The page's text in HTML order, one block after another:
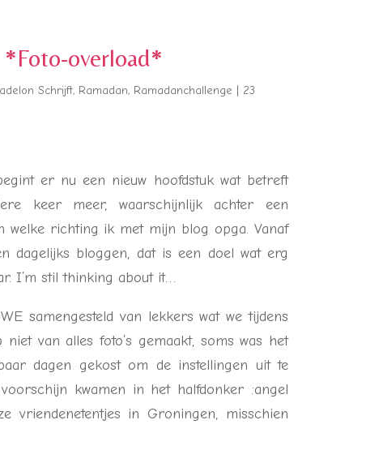
overload*
Schrijft, Ramadan, Ramadanchallenge
23
er nu een nieuw hoofdstuk wat betreft
keer meer, waarschijnlijk achter een
welke richting ik met mijn blog opga. Vanaf
dagelijks bloggen, dat is een doel wat erg
I’m stil thinking about it…
samengesteld van lekkers wat we tijdens
van alles foto’s gemaakt, soms was het
dagen gekost om de instellingen uit te
kwamen in het halfdonker :angel
vriendenetentjes in Groningen, misschien